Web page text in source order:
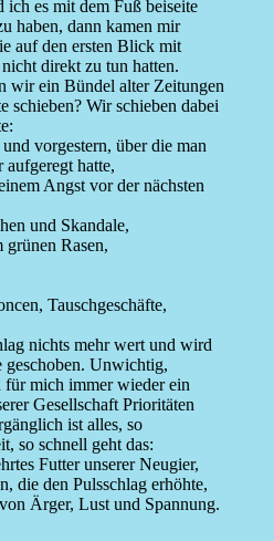
es mit dem Fuß beiseite
haben, dann kamen mir
auf den ersten Blick mit
direkt zu tun hatten.
wir ein Bündel alter Zeitungen
schieben? Wir schieben dabei
vorgestern, über die man
hatte,
Angst vor der nächsten
und Skandale,
grünen Rasen,
Tauschgeschäfte,
nichts mehr wert und wird
geschoben. Unwichtig,
mich immer wieder ein
Gesellschaft Prioritäten
ist alles, so
so schnell geht das:
Futter unserer Neugier,
die den Pulsschlag erhöhte,
Ärger, Lust und Spannung.